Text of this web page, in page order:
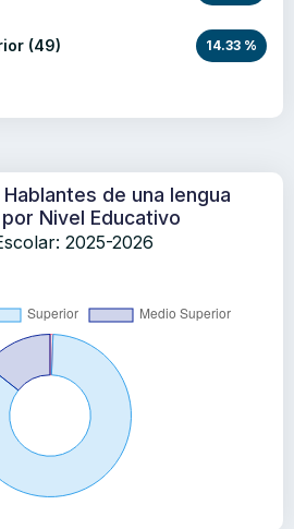
(49) 14.33 %
de una lengua
Nivel Educativo
2025-2026